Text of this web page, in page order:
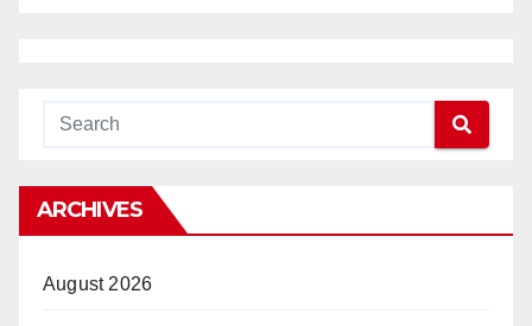
ARCHIVES
August 2026